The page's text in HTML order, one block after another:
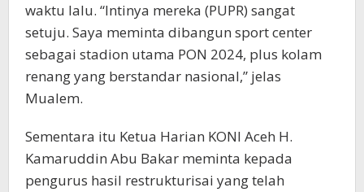
waktu lalu. “Intinya mereka (PUPR) sangat
setuju. Saya meminta dibangun sport center
sebagai stadion utama PON 2024, plus kolam
renang yang berstandar nasional,” jelas
Mualem.
Sementara itu Ketua Harian KONI Aceh H.
Kamaruddin Abu Bakar meminta kepada
pengurus hasil restrukturisai yang telah